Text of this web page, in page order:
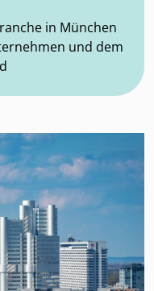
in München
und dem